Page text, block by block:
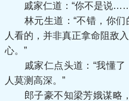
戚家仁道：“你不是说
林元生道：“不错，你们
人看的，并非真正拿命阻敌
心。”
戚家仁点头道：“我懂了
人莫测高深。”
郎子豪不知梁芳娥谋略，